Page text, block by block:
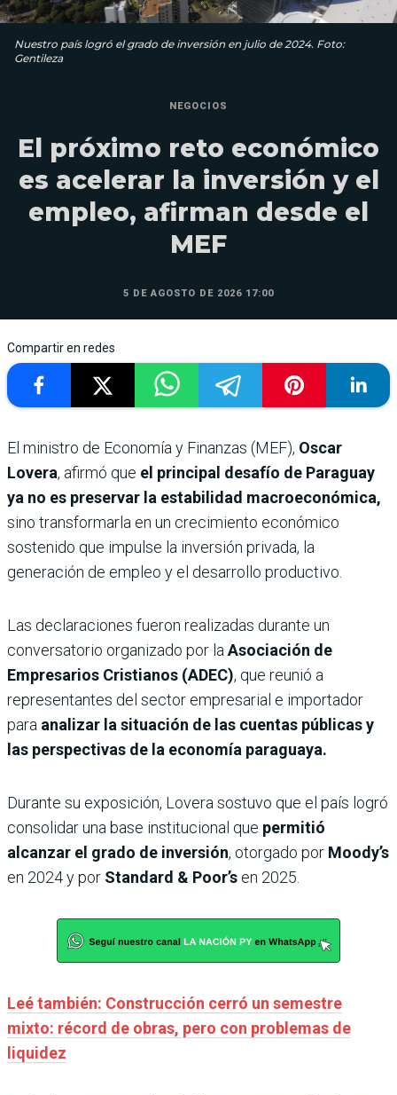
Nuestro país logró el grado de inversión en julio de 2024. Foto:
Gentileza
NEGOCIOS
El próximo reto económico
es acelerar la inversión y el
empleo, afirman desde el
MEF
5 DE AGOSTO DE 2026 17:00
Compartir en redes
El ministro de Economía y Finanzas (MEF), Oscar
Lovera, afirmó que el principal desafío de Paraguay
ya no es preservar la estabilidad macroeconómica,
sino transformarla en un crecimiento económico
sostenido que impulse la inversión privada, la
generación de empleo y el desarrollo productivo.
Las declaraciones fueron realizadas durante un
conversatorio organizado por la Asociación de
Empresarios Cristianos (ADEC), que reunió a
representantes del sector empresarial e importador
para analizar la situación de las cuentas públicas y
las perspectivas de la economía paraguaya.
Durante su exposición, Lovera sostuvo que el país logró
consolidar una base institucional que permitió
alcanzar el grado de inversión, otorgado por Moody’s
en 2024 y por Standard & Poor’s en 2025.
Leé también: Construcción cerró un semestre
mixto: récord de obras, pero con problemas de
liquidez